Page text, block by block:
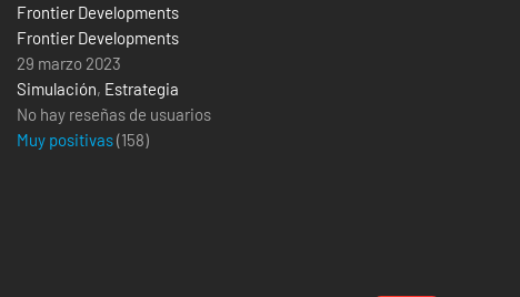
Frontier Developments
Frontier Developments
29 marzo 2023
Simulación, Estrategia
No hay reseñas de usuarios
Muy positivas(158)